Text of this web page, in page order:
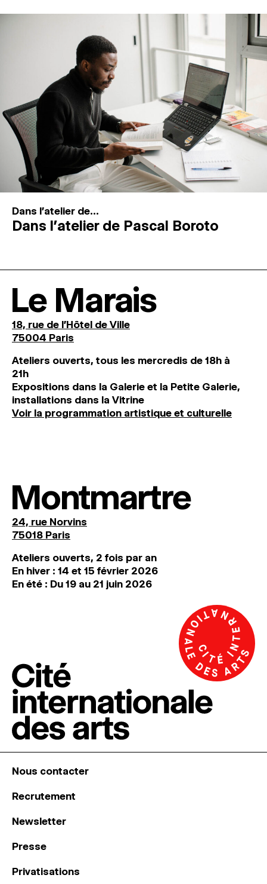
Dans l'atelier de...
Dans l’atelier de Pascal Boroto
Le Marais
18, rue de l'Hôtel de Ville
75004 Paris
Ateliers ouverts, tous les mercredis de 18h à
21h
Expositions dans la Galerie et la Petite Galerie,
installations dans la Vitrine
Voir la programmation artistique et culturelle
Montmartre
24, rue Norvins
75018 Paris
Ateliers ouverts, 2 fois par an
En hiver : 14 et 15 février 2026
En été : Du 19 au 21 juin 2026
Nous contacter
Recrutement
Newsletter
Presse
Privatisations